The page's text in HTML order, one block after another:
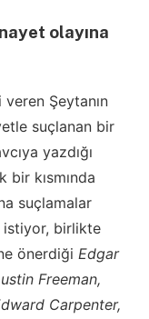
olayına
Şeytanın
suçlanan bir
yazdığı
kısmında
suçlamalar
istiyor, birlikte
önerdiği Edgar
Freeman,
Carpenter,